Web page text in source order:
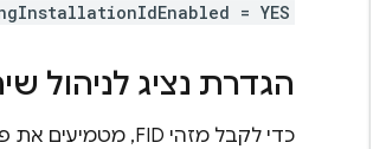
= YES
הגדרת נציג לניהול
כדי לקבל מזהי FID, מטמיעים את פרוטוקול העברת ההודעות ומגדירים את המאפיין